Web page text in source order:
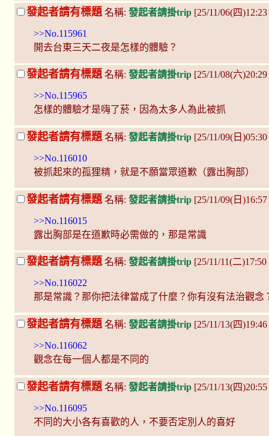
發起者請有標題 名稱: 發起者請掛trip [25/11/06(四
>>No.115961
開去台東三天二夜是怎樣的體驗？
發起者請有標題 名稱: 發起者請掛trip [25/11/08(六
>>No.115965
怎樣的體驗才是嗨了菸，因為太多人為此被抓
發起者請有標題 名稱: 發起者請掛trip [25/11/09(日
>>No.116010
被抓起來的孤狸精，就是不願當眾道歉（露出胸部）
發起者請有標題 名稱: 發起者請掛trip [25/11/09(日
>>No.116015
露出胸部是在道歉時必需做的，那是常識
發起者請有標題 名稱: 發起者請掛trip [25/11/11(二
>>No.116022
那是常識？那你把法律當成了什麼？你有沒有法治觀念
發起者請有標題 名稱: 發起者請掛trip [25/11/13(四
>>No.116062
觀念在每一個人都是不同的
發起者請有標題 名稱: 發起者請掛trip [25/11/13(四
>>No.116095
不同的大小各有喜歡的人，不要否定別人的喜好